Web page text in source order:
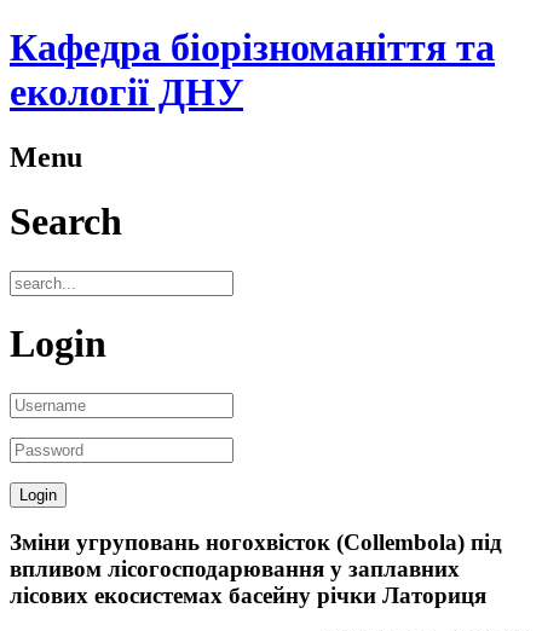
Кафедра біорізноманіття та
екології ДНУ
Menu
Search
Login
Зміни угруповань ногохвісток (Collembola) під
впливом лісогосподарювання у заплавних
лісових екосистемах басейну річки Латориця